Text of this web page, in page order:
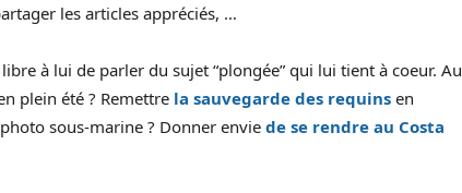
les articles appréciés, …
à lui de parler du sujet “plongée” qui lui tient à coeur. Au
plein été ? Remettre la sauvegarde des requins en
sous-marine ? Donner envie de se rendre au Costa